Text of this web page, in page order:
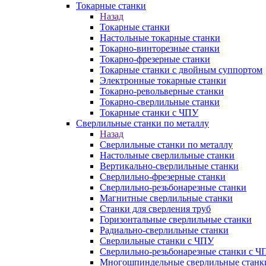
Токарные станки
Назад
Токарные станки
Настольные токарные станки
Токарно-винторезные станки
Токарно-фрезерные станки
Токарные станки с двойным суппортом
Электронные токарные станки
Токарно-револьверные станки
Токарно-сверлильные станки
Токарные станки с ЧПУ
Сверлильные станки по металлу
Назад
Сверлильные станки по металлу
Настольные сверлильные станки
Вертикально-сверлильные станки
Сверлильно-фрезерные станки
Сверлильно-резьбонарезные станки
Магнитные сверлильные станки
Станки для сверления труб
Горизонтальные сверлильные станки
Радиально-сверлильные станки
Сверлильные станки с ЧПУ
Сверлильно-резьбонарезные станки с
Многошпиндельные сверлильные